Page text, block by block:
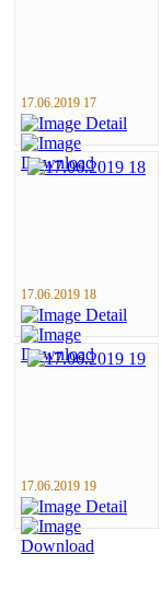
17.06.2019 17
17.06.2019 18
17.06.2019 19